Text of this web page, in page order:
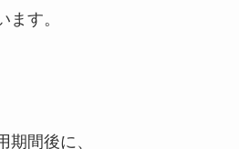
ます。
期間後に、